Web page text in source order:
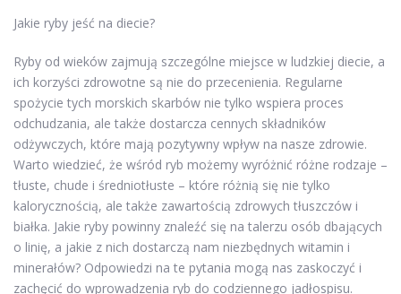
Jakie ryby jeść na diecie?
Ryby od wieków zajmują szczególne miejsce w ludzkiej diecie, a
ich korzyści zdrowotne są nie do przecenienia. Regularne
spożycie tych morskich skarbów nie tylko wspiera proces
odchudzania, ale także dostarcza cennych składników
odżywczych, które mają pozytywny wpływ na nasze zdrowie.
Warto wiedzieć, że wśród ryb możemy wyróżnić różne rodzaje –
tłuste, chude i średniotłuste – które różnią się nie tylko
kalorycznością, ale także zawartością zdrowych tłuszczów i
białka. Jakie ryby powinny znaleźć się na talerzu osób dbających
o linię, a jakie z nich dostarczą nam niezbędnych witamin i
minerałów? Odpowiedzi na te pytania mogą nas zaskoczyć i
zachęcić do wprowadzenia ryb do codziennego jadłospisu.